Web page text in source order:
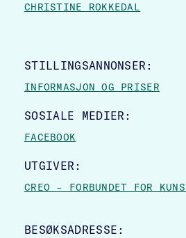
CHRISTINE ROKKEDAL
STILLINGSANNONSER:
INFORMASJON OG PRISER
SOSIALE MEDIER:
FACEBOOK
UTGIVER:
CREO – FORBUNDET FOR
BESØKSADRESSE: